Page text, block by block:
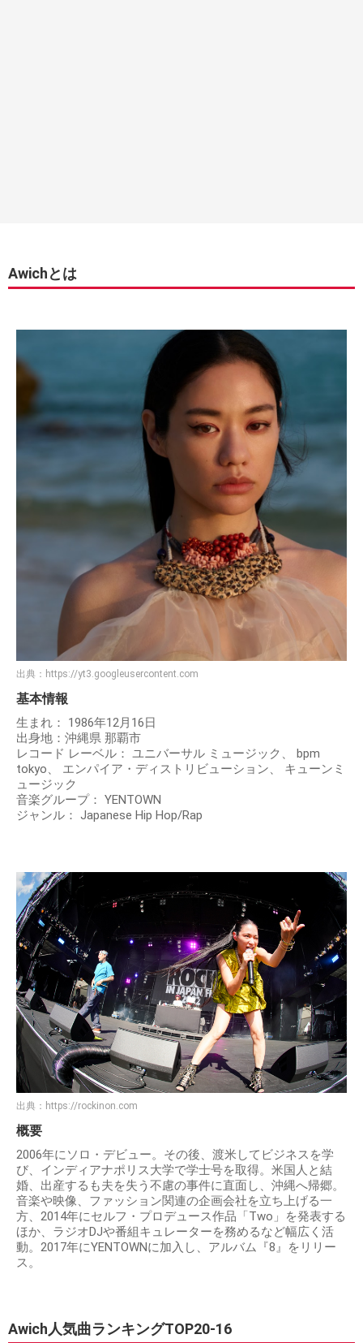
Awichとは
出典： https://yt3.googleusercontent.com
基本情報
生まれ： 1986年12月16日
出身地：沖縄県 那覇市
レコード レーベル： ユニバーサル ミュージック、 bpm
tokyo、 エンパイア・ディストリビューション、 キューンミ
ュージック
音楽グループ： YENTOWN
ジャンル： Japanese Hip Hop/Rap
出典： https://rockinon.com
概要
2006年にソロ・デビュー。その後、渡米してビジネスを学
び、インディアナポリス大学で学士号を取得。米国人と結
婚、出産するも夫を失う不慮の事件に直面し、沖縄へ帰郷。
音楽や映像、ファッション関連の企画会社を立ち上げる一
方、2014年にセルフ・プロデュース作品「Two」を発表する
ほか、ラジオDJや番組キュレーターを務めるなど幅広く活
動。2017年にYENTOWNに加入し、アルバム『8』をリリー
ス。
Awich人気曲ランキングTOP20-16